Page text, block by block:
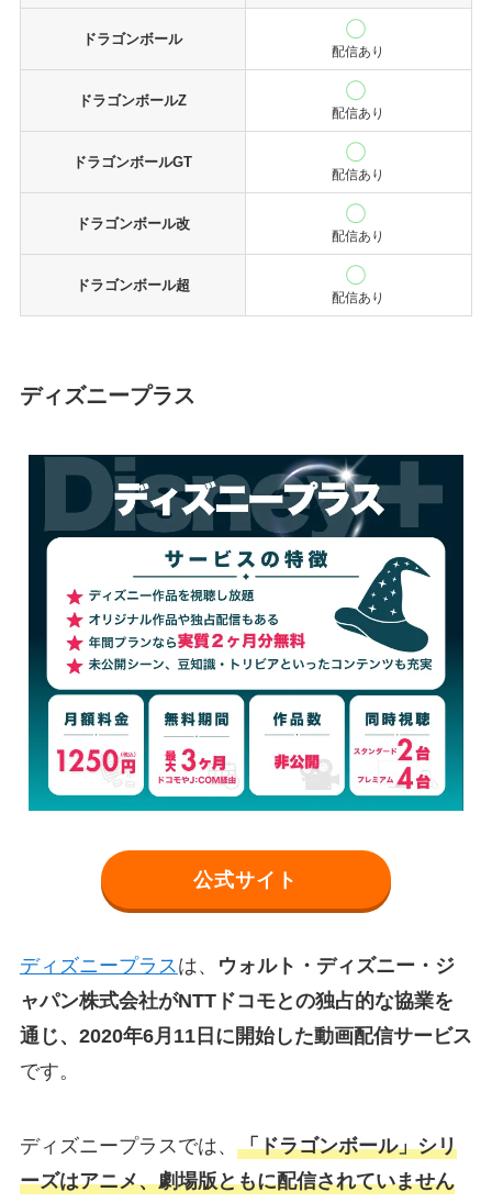
ドラゴンボール
配信あり
ドラゴンボールZ
配信あり
ドラゴンボールGT
配信あり
ドラゴンボール改
配信あり
ドラゴンボール超
配信あり
ディズニープラス
公式サイト
ディズニープラス は、
ウォルト・ディズニー・ジ
ャパン株式会社がNTTドコモとの独占的な協業を
通じ、2020年6月11日に開始した動画配信サービス
です。
ディズニープラスでは、 「ドラゴンボール」シリ
ーズはアニメ、劇場版ともに配信されていません